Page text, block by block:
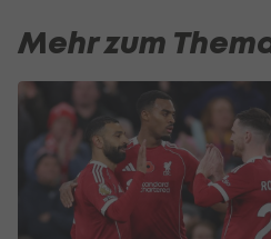
Mehr zum